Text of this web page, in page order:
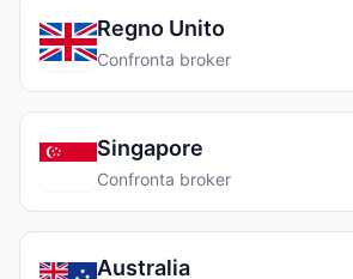
Regno Unito
Confronta broker
Singapore
Confronta broker
Australia